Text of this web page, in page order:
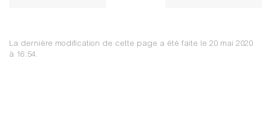
La dernière modification de cette page a été faite le 20 mai 2020
à 16:54.